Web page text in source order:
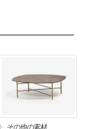
その他の素材